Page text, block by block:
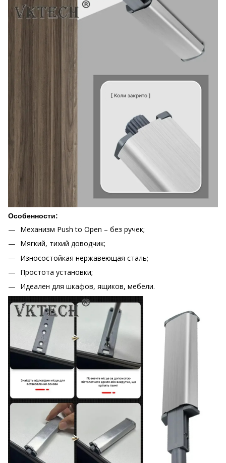
Особенности:
Механизм Push to Open – без ручек;
Мягкий, тихий доводчик;
Износостойкая нержавеющая сталь;
Простота установки;
Идеален для шкафов, ящиков, мебели.